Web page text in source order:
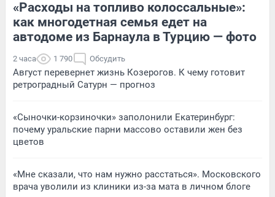
«Расходы на топливо колоссальные»:
как многодетная семья едет на
автодоме из Барнаула в Турцию — фото
2 часа 1 790 Обсудить
Август перевернет жизнь Козерогов. К чему готовит
ретроградный Сатурн — прогноз
«Сыночки-корзиночки» заполонили Екатеринбург:
почему уральские парни массово оставили жен без
цветов
«Мне сказали, что нам нужно расстаться». Московского
врача уволили из клиники из-за мата в личном блоге